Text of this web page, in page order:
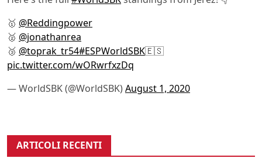
🥇 @Reddingpower
🥈 @jonathanrea
🥉 @toprak_tr54#ESPWorldSBK🇪🇸
pic.twitter.com/wORwrfxzDq
— WorldSBK (@WorldSBK)August 1, 2020
ARTICOLI RECENTI